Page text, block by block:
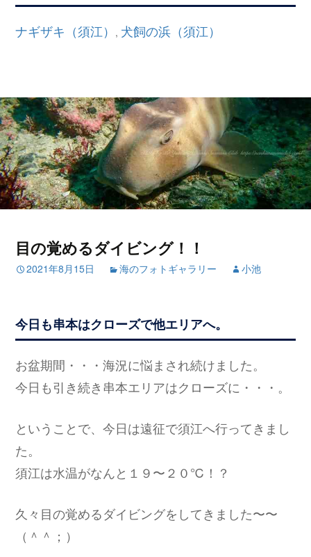
ナギザキ（須江） , 犬飼の浜（須江）
目の覚めるダイビング！！
2021年8月15日 海のフォトギャラリー 小池
今日も串本はクローズで他エリアへ。
お盆期間・・・海況に悩まされ続けました。
今日も引き続き串本エリアはクローズに・・・。
ということで、今日は遠征で須江へ行ってきまし
た。
須江は水温がなんと１９〜２０℃！？
久々目の覚めるダイビングをしてきました〜〜
（＾＾；）